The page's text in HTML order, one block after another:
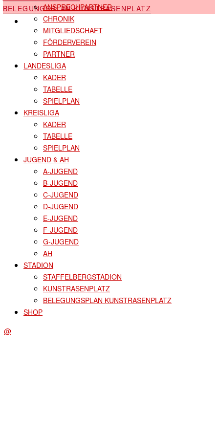
BELEGUNGSPLAN KUNSTRASENPLATZ
SHOP
ANSPRECHPARTNER
CHRONIK
MITGLIEDSCHAFT
FÖRDERVEREIN
PARTNER
LANDESLIGA
KADER
TABELLE
SPIELPLAN
KREISLIGA
KADER
TABELLE
SPIELPLAN
JUGEND & AH
A-JUGEND
B-JUGEND
C-JUGEND
D-JUGEND
E-JUGEND
F-JUGEND
G-JUGEND
AH
STADION
STAFFELBERGSTADION
KUNSTRASENPLATZ
BELEGUNGSPLAN KUNSTRASENPLATZ
SHOP
@